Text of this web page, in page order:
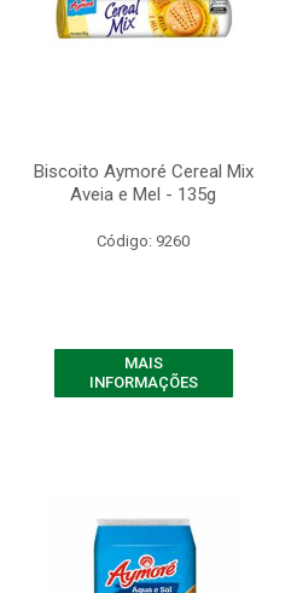
Biscoito Aymoré Cereal Mix
Aveia e Mel - 135g
Código: 9260
MAIS
INFORMAÇÕES